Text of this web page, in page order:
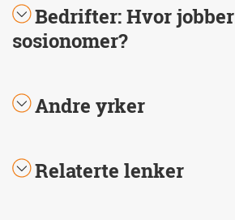
Bedrifter: Hvor jobber
sosionomer?
Andre yrker
Relaterte lenker